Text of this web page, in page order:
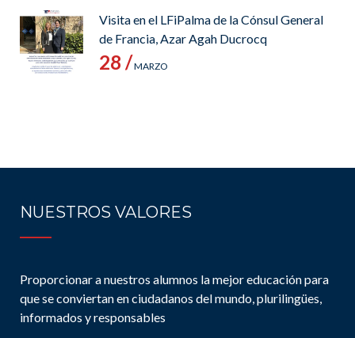
Visita en el LFiPalma de la Cónsul General
de Francia, Azar Agah Ducrocq
28 /MARZO
NUESTROS VALORES
Proporcionar a nuestros alumnos la mejor educación para
que se conviertan en ciudadanos del mundo, plurilingües,
informados y responsables